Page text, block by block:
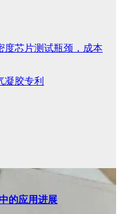
度芯片测试瓶颈，成本
凝胶专利
的应用进展